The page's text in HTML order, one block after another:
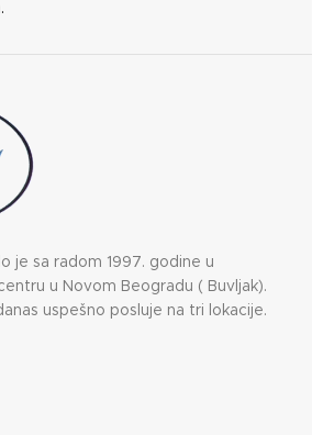
je sa radom 1997. godine u
u Novom Beogradu ( Buvljak).
uspešno posluje na tri lokacije.